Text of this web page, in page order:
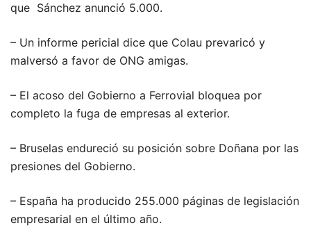
que Sánchez anunció 5.000.
– Un informe pericial dice que Colau prevaricó y
malversó a favor de ONG amigas.
– El acoso del Gobierno a Ferrovial bloquea por
completo la fuga de empresas al exterior.
– Bruselas endureció su posición sobre Doñana por las
presiones del Gobierno.
– España ha producido 255.000 páginas de legislación
empresarial en el último año.